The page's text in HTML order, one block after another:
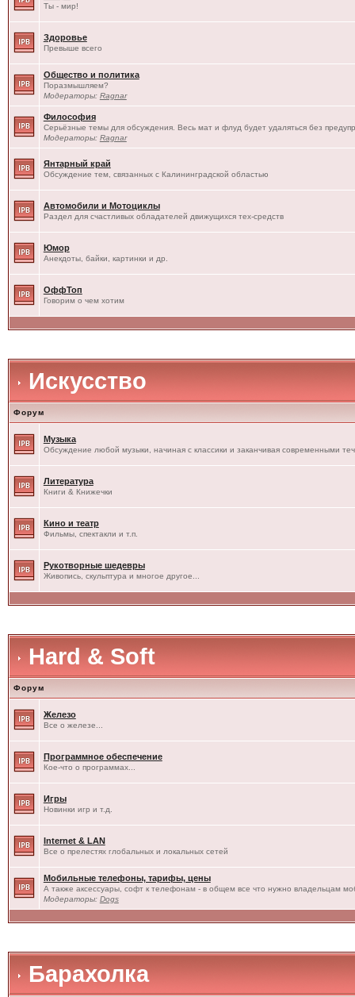
Ты - мир!
Здоровье
Превыше всего
Общество и политика
Поразмышляем?
Модераторы: Ragnar
Философия
Серьёзные темы для обсуждения. Весь мат и флуд будет удаляться без
Модераторы: Ragnar
Янтарный край
Обсуждение тем, связанных с Калининградской областью
Автомобили и Мотоциклы
Раздел для счастливых обладателей движущихся тех-средств
Юмор
Анекдоты, байки, картинки и др.
ОффТоп
Говорим о чем хотим
Искусство
Форум
Музыка
Обсуждение любой музыки, начиная с классики и заканчивая современными
Литература
Книги & Книжечки
Кино и театр
Фильмы, спектакли и т.п.
Рукотворные шедевры
Живопись, скульптура и многое другое...
Hard & Soft
Форум
Железо
Все о железе...
Программное обеспечение
Кое-что о программах...
Игры
Новинки игр и т.д.
Internet & LAN
Все о прелестях глобальных и локальных сетей
Мобильные телефоны, тарифы, цены
А также аксессуары, софт к телефонам - в общем все что нужно владельцам
Модераторы: Dogs
Барахолка